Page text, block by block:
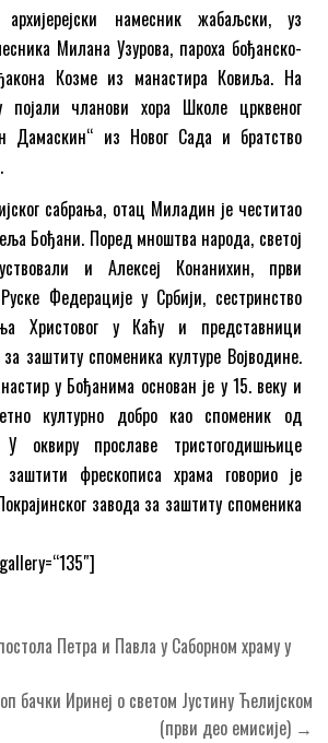
намесник жабаљски, уз
Милана Узурова, пароха бођанско-
Козме из манастира Ковиља. На
појали чланови хора Школе црквеног
Дамаскин“ из Новог Сада и братство
сабрања, отац Миладин је честитао
Бођани. Поред мноштва народа, светој
и Алексеј Конанихин, први
Федерације у Србији, сестринство
Христовог у Каћу и представници
заштиту споменика културе Војводине.
у Бођанима основан је у 15. веку и
културно добро као споменик од
У оквиру прославе тристогодишњице
фрескописа храма говорио је
завода за заштиту споменика
Петра и Павла у Саборном храму у
бачки Иринеј о светом Јустину Ћелијском
(први део емисије) →